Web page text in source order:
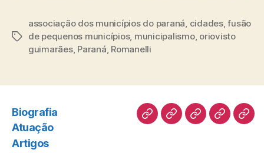
Tags
associação dos municípios do paraná, cidades,fusão
de pequenos municípios, municipalismo, oriovisto
guimarães, Paraná, Romanelli
Biografia
Atuação
Artigos
BiografiaAtuaçãoArtigosNorte